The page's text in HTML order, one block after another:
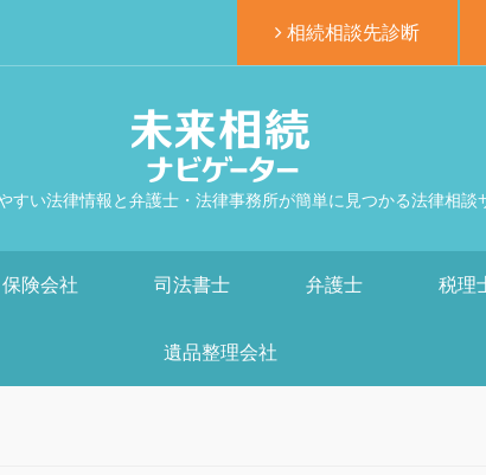
相続相談先診断
すい法律情報と弁護士・法律事務所が簡単に見つかる法律相談
保険会社 司法書士 弁護士 税理
遺品整理会社